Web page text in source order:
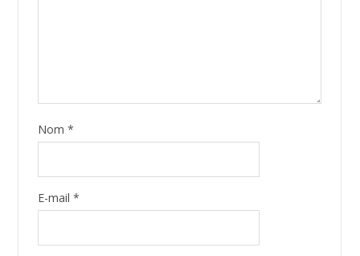
Nom *
E-mail *